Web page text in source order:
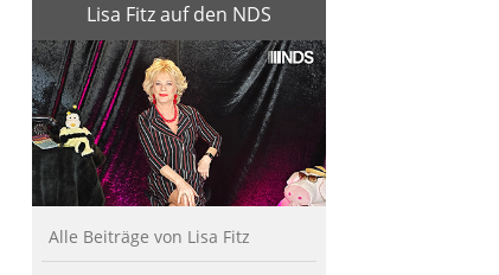
Lisa Fitz auf den NDS
Alle Beiträge von Lisa Fitz